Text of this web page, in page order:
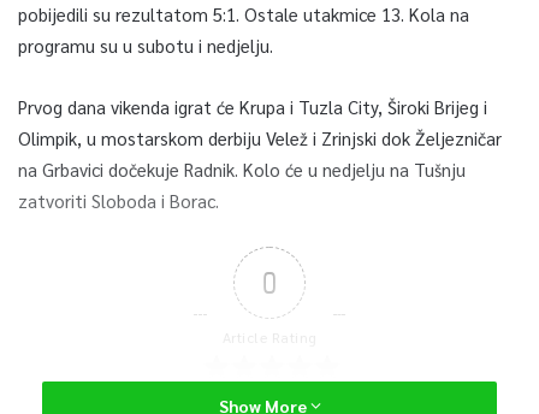
pobijedili su rezultatom 5:1. Ostale utakmice 13. Kola na
programu su u subotu i nedjelju.
Prvog dana vikenda igrat će Krupa i Tuzla City, Široki Brijeg i
Olimpik, u mostarskom derbiju Velež i Zrinjski dok Željezničar
na Grbavici dočekuje Radnik. Kolo će u nedjelju na Tušnju
zatvoriti Sloboda i Borac.
0
Article Rating
Show More